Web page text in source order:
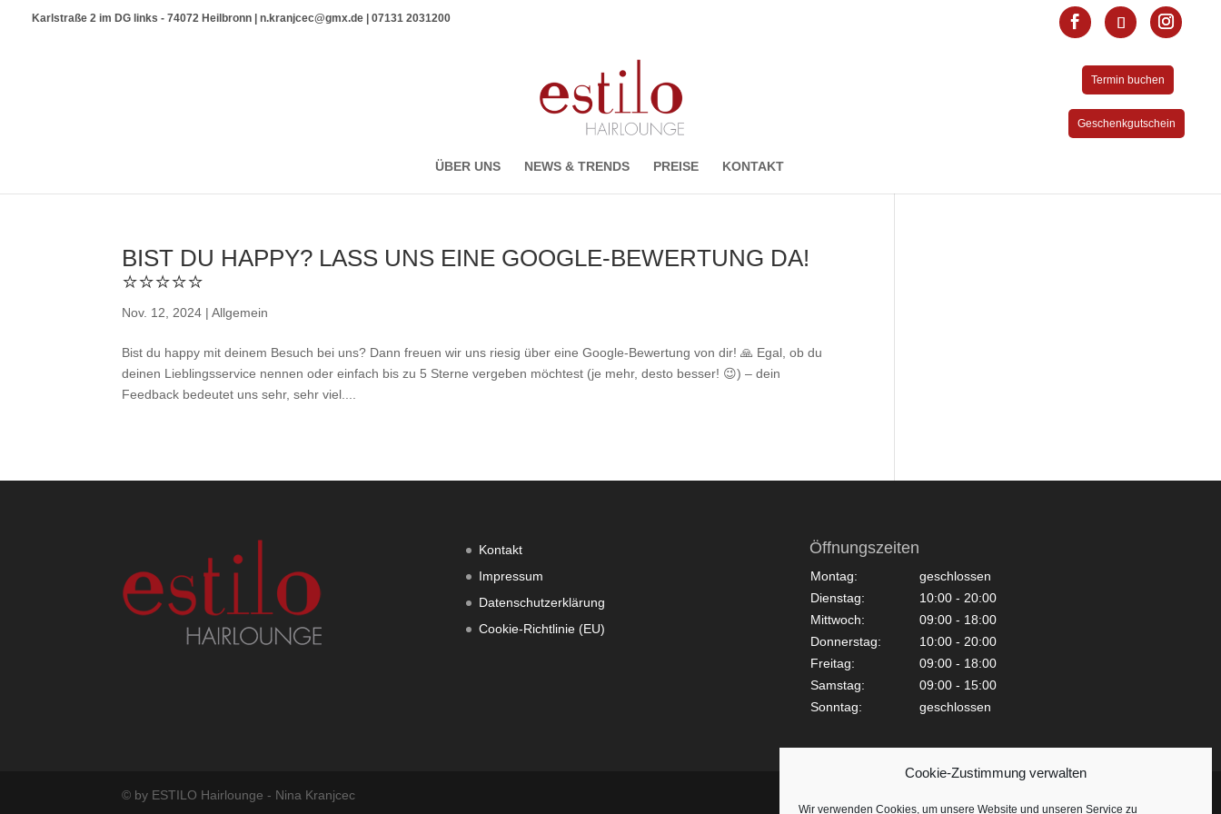
Cookie-Zustimmung verwalten
Wir verwenden Cookies, um unsere Website und unseren Service zu
Karlstraße 2 im DG links - 74072 Heilbronn | n.kranjcec@gmx.de | 07131 2031200
Termin buchen
Geschenkgutschein
ÜBER UNS NEWS & TRENDS PREISE KONTAKT
BIST DU HAPPY? LASS UNS EINE GOOGLE-BEWERTUNG DA!
⭐⭐⭐⭐⭐
Nov. 12, 2024 |Allgemein
Bist du happy mit deinem Besuch bei uns? Dann freuen wir uns riesig über eine Google-Bewertung von dir! 🙏 Egal, ob du
deinen Lieblingsservice nennen oder einfach bis zu 5 Sterne vergeben möchtest (je mehr, desto besser! 😉) – dein
Feedback bedeutet uns sehr, sehr viel....
Kontakt
Impressum
Datenschutzerklärung
Cookie-Richtlinie (EU)
Öffnungszeiten
Montag:
geschlossen
Dienstag:
10:00 - 20:00
Mittwoch:
09:00 - 18:00
Donnerstag:
10:00 - 20:00
Freitag:
09:00 - 18:00
Samstag:
09:00 - 15:00
Sonntag:
geschlossen
© by ESTILO Hairlounge - Nina Kranjcec